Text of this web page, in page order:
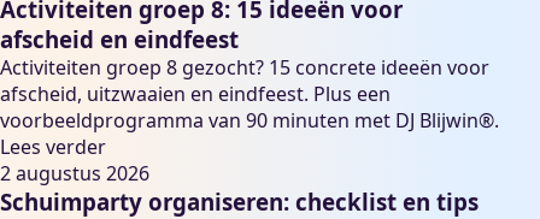
Activiteiten groep 8: 15 ideeën voor
afscheid en eindfeest
Activiteiten groep 8 gezocht? 15 concrete ideeën voor
afscheid, uitzwaaien en eindfeest. Plus een
voorbeeldprogramma van 90 minuten met DJ Blijwin®.
Lees verder
2 augustus 2026
Schuimparty organiseren: checklist en tips